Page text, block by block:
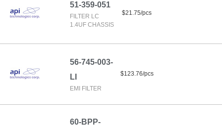
51-359-051
FILTER LC
1.4UF CHASSIS
$21.75/pcs
56-745-003-
LI
EMI FILTER
$123.76/pcs
60-BPP-